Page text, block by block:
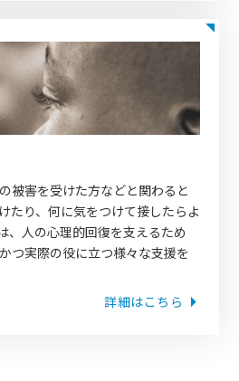
被害を受けた方などと関わると
たり、何に気をつけて接したらよ
、人の心理的回復を支えるため
つ実際の役に立つ様々な支援を
詳細はこちら